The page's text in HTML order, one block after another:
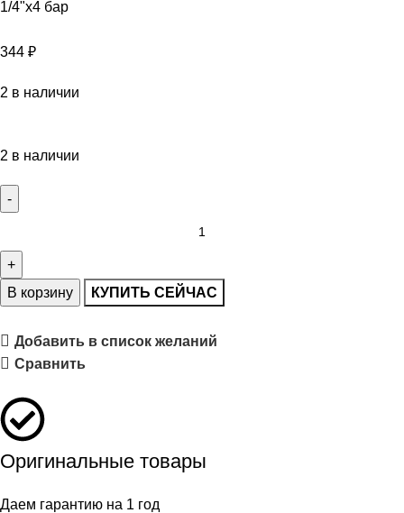
344 ₽
2 в наличии
2 в наличии
В корзину КУПИТЬ СЕЙЧАС
Добавить в список желаний
Сравнить
Оригинальные товары
Даем гарантию на 1 год